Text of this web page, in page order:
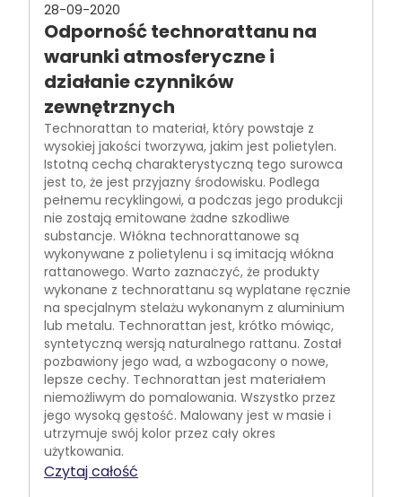
28-09-2020
Odporność technorattanu na
warunki atmosferyczne i
działanie czynników
zewnętrznych
Technorattan to materiał, który powstaje z
wysokiej jakości tworzywa, jakim jest polietylen.
Istotną cechą charakterystyczną tego surowca
jest to, że jest przyjazny środowisku. Podlega
pełnemu recyklingowi, a podczas jego produkcji
nie zostają emitowane żadne szkodliwe
substancje. Włókna technorattanowe są
wykonywane z polietylenu i są imitacją włókna
rattanowego. Warto zaznaczyć, że produkty
wykonane z technorattanu są wyplatane ręcznie
na specjalnym stelażu wykonanym z aluminium
lub metalu. Technorattan jest, krótko mówiąc,
syntetyczną wersją naturalnego rattanu. Został
pozbawiony jego wad, a wzbogacony o nowe,
lepsze cechy. Technorattan jest materiałem
niemożliwym do pomalowania. Wszystko przez
jego wysoką gęstość. Malowany jest w masie i
utrzymuje swój kolor przez cały okres
użytkowania.
Czytaj całość